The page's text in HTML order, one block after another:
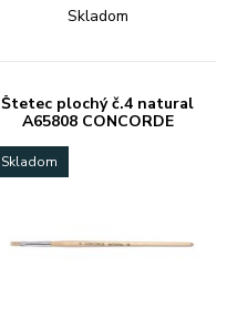
Skladom
Štetec plochý č.4 natural
A65808 CONCORDE
Skladom